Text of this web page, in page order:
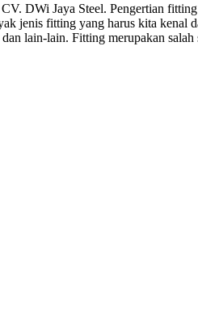
DWi Jaya Steel. Pengertian
jenis fitting yang harus kita kenal
lain-lain. Fitting merupakan